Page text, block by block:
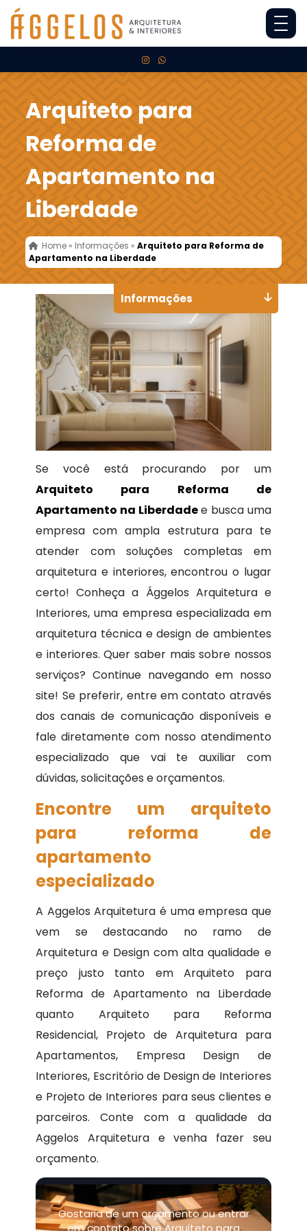
Arquiteto para
Reforma de
Apartamento na
Liberdade
Home » Informações »Arquiteto para Reforma de
Apartamento na Liberdade
Se você está procurando por um
Arquiteto para Reforma de
Apartamento na Liberdadee busca uma
empresa com ampla estrutura para te
atender com soluções completas em
arquitetura e interiores, encontrou o lugar
certo! Conheça a Ággelos Arquitetura e
Interiores, uma empresa especializada em
arquitetura técnica e design de ambientes
e interiores. Quer saber mais sobre nossos
serviços? Continue navegando em nosso
site! Se preferir, entre em contato através
dos canais de comunicação disponíveis e
fale diretamente com nosso atendimento
especializado que vai te auxiliar com
dúvidas, solicitações e orçamentos.
Encontre um arquiteto
para reforma de
apartamento
especializado
A Aggelos Arquitetura é uma empresa que
vem se destacando no ramo de
Arquitetura e Design com alta qualidade e
preço justo tanto em Arquiteto para
Reforma de Apartamento na Liberdade
quanto Arquiteto para Reforma
Residencial, Projeto de Arquitetura para
Apartamentos, Empresa Design de
Interiores, Escritório de Design de Interiores
e Projeto de Interiores para seus clientes e
parceiros. Conte com a qualidade da
Aggelos Arquitetura e venha fazer seu
orçamento.
Gostaria de um orçamento ou entrar
Informações